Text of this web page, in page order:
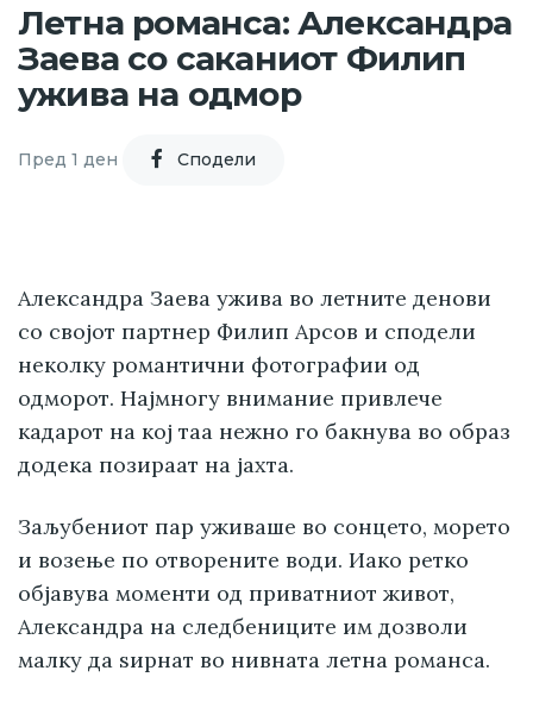
Летна романса: Александра
Заева со саканиот Филип
ужива на одмор
Пред 1 ден Cподели
Александра Заева ужива во летните денови
со својот партнер Филип Арсов и сподели
неколку романтични фотографии од
одморот. Најмногу внимание привлече
кадарот на кој таа нежно го бакнува во образ
додека позираат на јахта.
Заљубениот пар уживаше во сонцето, морето
и возење по отворените води. Иако ретко
објавува моменти од приватниот живот,
Александра на следбениците им дозволи
малку да ѕирнат во нивната летна романса.